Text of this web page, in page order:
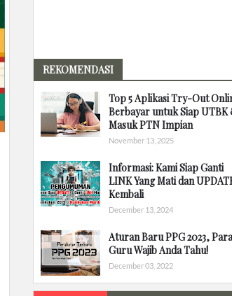
REKOMENDASI
Top 5 Aplikasi Try-Out
Berbayar untuk Siap UTBK
Masuk PTN Impian
November 13, 2025
Informasi: Kami Siap Ganti
LINK Yang Mati dan
Kembali
December 13, 2024
Aturan Baru PPG 2023, Para
Guru Wajib Anda Tahu!
December 03, 2022